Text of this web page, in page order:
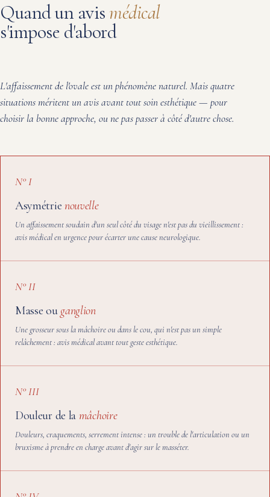
Quand un avis médical
s'impose d'abord
L'affaissement de l'ovale est un phénomène naturel. Mais quatre
situations méritent un avis avant tout soin esthétique — pour
choisir la bonne approche, ou ne pas passer à côté d'autre chose.
N° I
Asymétrie nouvelle
Un affaissement soudain d'un seul côté du visage n'est pas du vieillissement :
avis médical en urgence pour écarter une cause neurologique.
N° II
Masse ou ganglion
Une grosseur sous la mâchoire ou dans le cou, qui n'est pas un simple
relâchement : avis médical avant tout geste esthétique.
N° III
Douleur de la mâchoire
Douleurs, craquements, serrement intense : un trouble de l'articulation ou un
bruxisme à prendre en charge avant d'agir sur le masséter.